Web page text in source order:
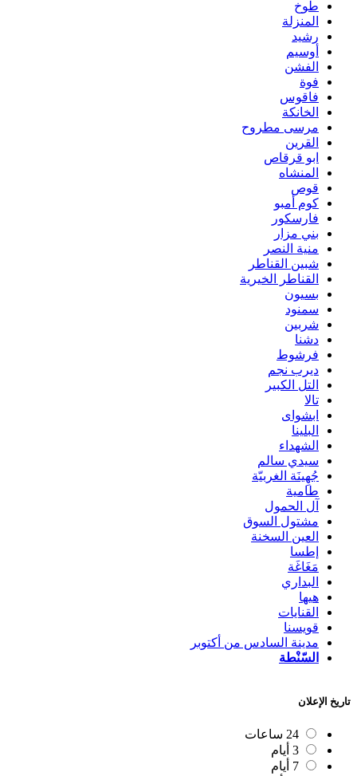
طوخ
المنزلة
رشيد
أوسيم
الفشن
فوة
فاقوس
الخانكة
مرسى مطروح
القرين
ابو قرقاص
المنشاه
قوص
كوم أمبو
فارسكور
بني مزار
منية النصر
شبين القناطر
القناطر الخيرية
بسيون
سمنود
شربين
دشنا
فرشوط
ديرب نجم
التل الكبير
تالا
ابشواى
البلينا
الشهداء
سيدي سالم
جُهِينَة الغربيّة
طامية
آل الحمول
مشتول السوق
العين السخنة
إطسا
مَغَاغَة
البداري
هيها
القنايات
قويسنا
مدينة السادس من أكتوبر
السّنْطة
تاريخ الإعلان
24 ساعات
3 أيام
7 أيام